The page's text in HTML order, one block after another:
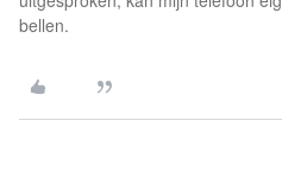
bellen.